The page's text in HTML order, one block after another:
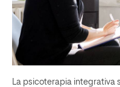
La psicoterapia integrativa